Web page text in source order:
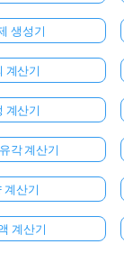
생성기
계산기
계산기
각 계산기
계산기
계산기